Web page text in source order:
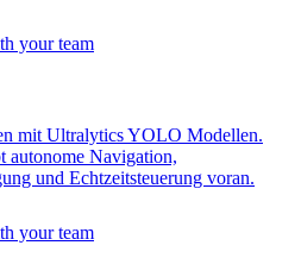
mit Ultralytics YOLO Modellen.
Navigation,
und Echtzeitsteuerung voran.